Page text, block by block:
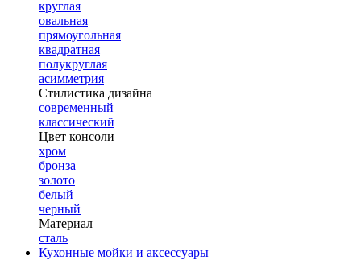
круглая
овальная
прямоугольная
квадратная
полукруглая
асимметрия
Стилистика дизайна
современный
классический
Цвет консоли
хром
бронза
золото
белый
черный
Материал
сталь
Кухонные мойки и аксессуары